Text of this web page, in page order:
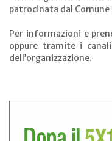
patrocinata dal Comune
Per informazioni e
oppure tramite i
dell’organizzazione.